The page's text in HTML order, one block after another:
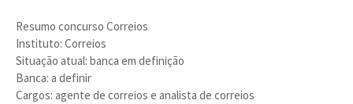
Resumo concurso Correios
Instituto: Correios
Situação atual: banca em definição
Banca: a definir
Cargos: agente de correios e analista de correios